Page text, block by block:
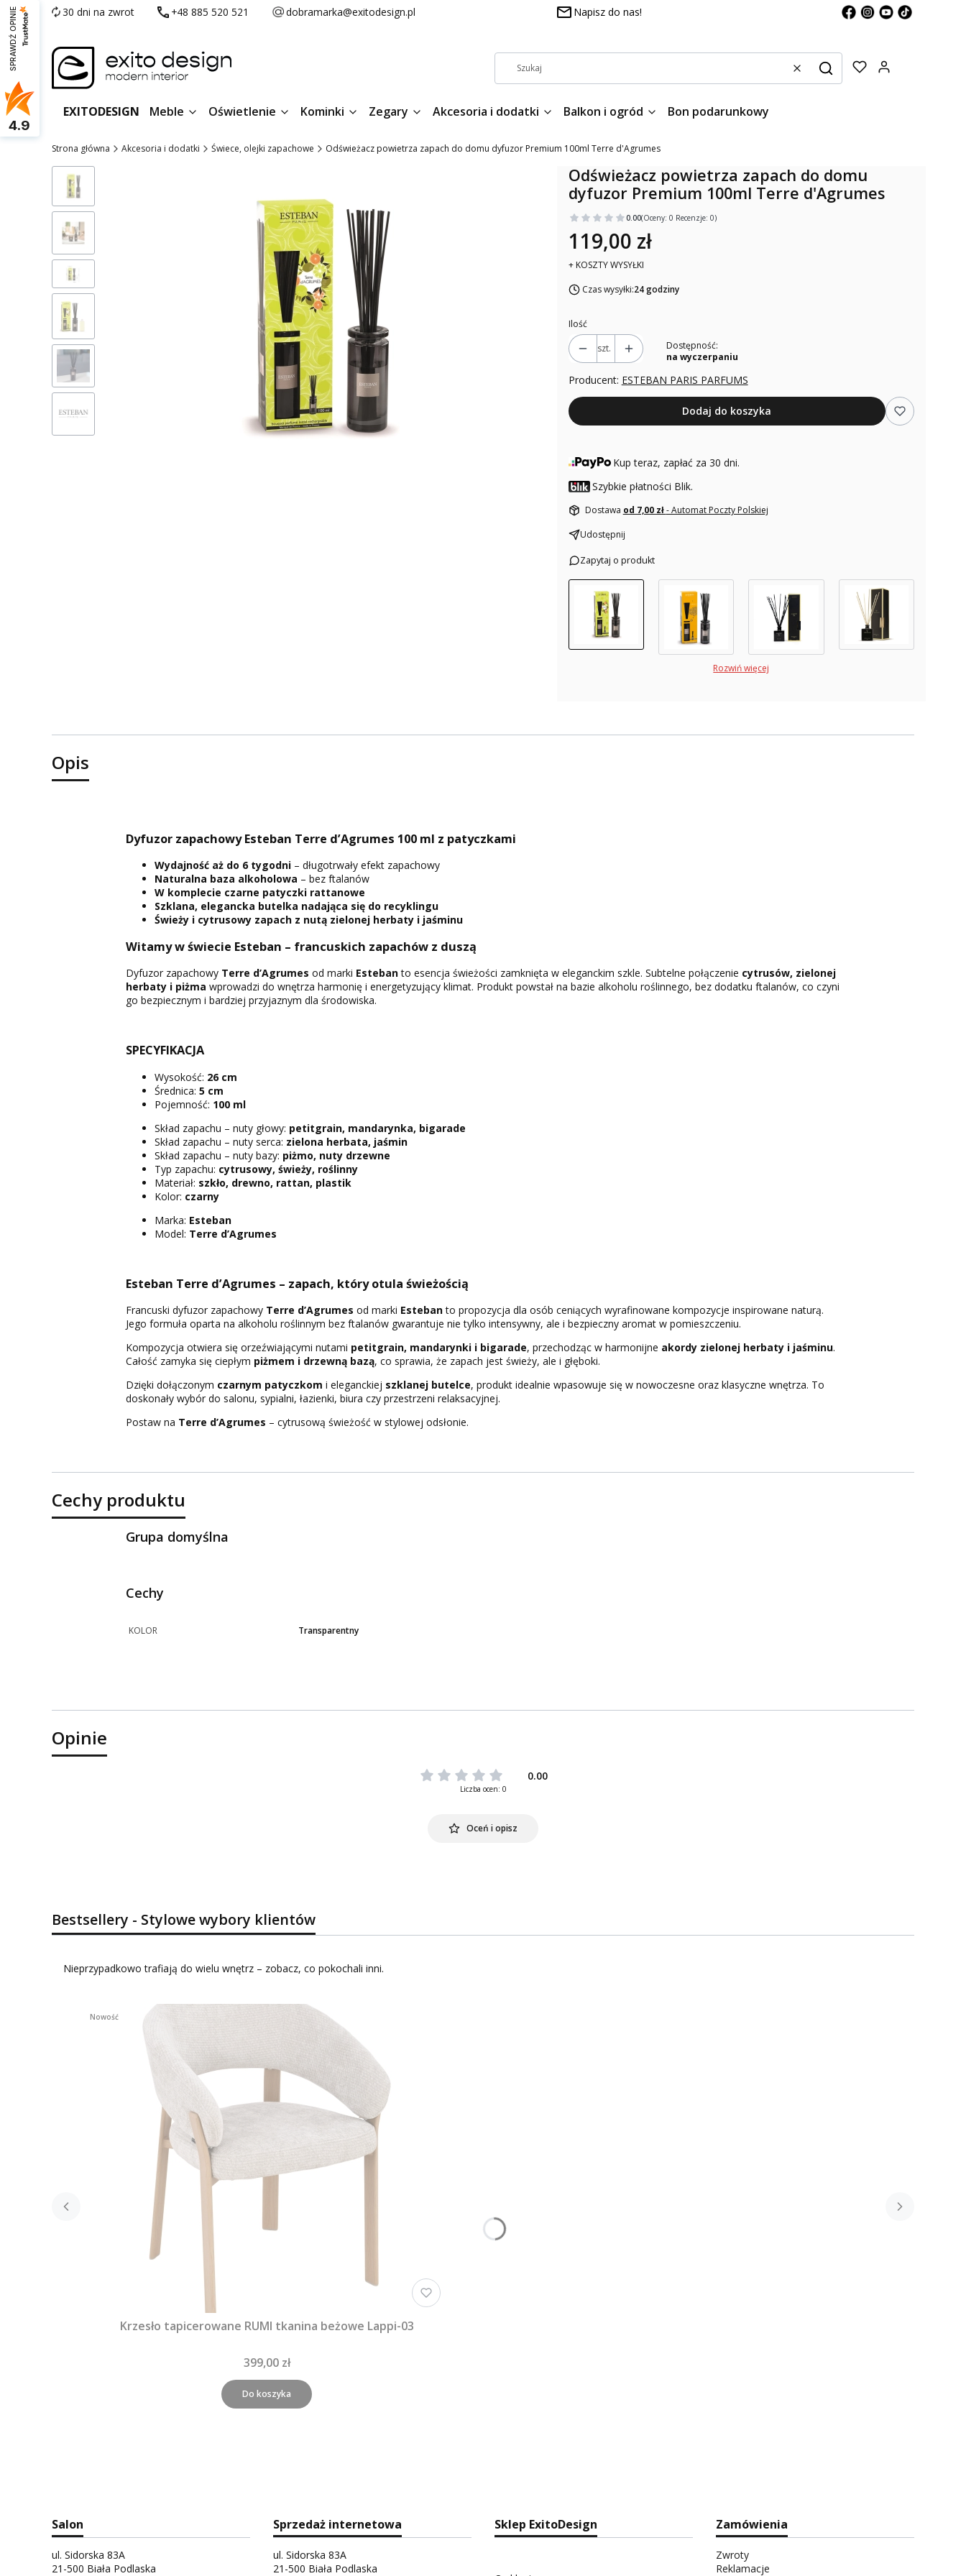
30 dni na zwrot +48 885 520 521 dobramarka@exitodesign.pl Napisz do nas!
WyczyśćSzukaj
EXITODESIGN Meble Oświetlenie Kominki Zegary Akcesoria i dodatki Balkon i ogród Bon podarunkowy
Strona główna Akcesoria i dodatki Świece, olejki zapachowe Odświeżacz powietrza zapach do domu dyfuzor Premium 100ml Terre d'Agrumes
Odświeżacz powietrza zapach do domu
dyfuzor Premium 100ml Terre d'Agrumes
0.00(Oceny: 0 Recenzje: 0)
119,00 zł
+ KOSZTY WYSYŁKI
Czas wysyłki:24 godziny
Ilość
szt.
Dostępność:
na wyczerpaniu
Producent: ESTEBAN PARIS PARFUMS
Dodaj do koszyka
Kup teraz, zapłać za 30 dni.
Szybkie płatności Blik.
Dostawa od 7,00 zł- Automat Poczty Polskiej
Udostępnij
Zapytaj o produkt
Rozwiń więcej
Opis
Dyfuzor zapachowy Esteban Terre d’Agrumes 100 ml z patyczkami
Wydajność aż do 6 tygodni– długotrwały efekt zapachowy
Naturalna baza alkoholowa – bez ftalanów
W komplecie czarne patyczki rattanowe
Szklana, elegancka butelka nadająca się do recyklingu
Świeży i cytrusowy zapach z nutą zielonej herbaty i jaśminu
Witamy w świecie Esteban – francuskich zapachów z duszą
Dyfuzor zapachowy Terre d’Agrumes od marki Estebanto esencja świeżości zamknięta w eleganckim szkle. Subtelne połączenie cytrusów, zielonej
herbaty i piżma wprowadzi do wnętrza harmonię i energetyzujący klimat. Produkt powstał na bazie alkoholu roślinnego, bez dodatku ftalanów, co czyni
go bezpiecznym i bardziej przyjaznym dla środowiska.
SPECYFIKACJA
Wysokość: 26 cm
Średnica: 5 cm
Pojemność: 100 ml
Skład zapachu – nuty głowy: petitgrain, mandarynka, bigarade
Skład zapachu – nuty serca: zielona herbata, jaśmin
Skład zapachu – nuty bazy: piżmo, nuty drzewne
Typ zapachu: cytrusowy, świeży, roślinny
Materiał: szkło, drewno, rattan, plastik
Kolor: czarny
Marka: Esteban
Model: Terre d’Agrumes
Esteban Terre d’Agrumes – zapach, który otula świeżością
Francuski dyfuzor zapachowy Terre d’Agrumes od marki Estebanto propozycja dla osób ceniących wyrafinowane kompozycje inspirowane naturą.
Jego formuła oparta na alkoholu roślinnym bez ftalanów gwarantuje nie tylko intensywny, ale i bezpieczny aromat w pomieszczeniu.
Kompozycja otwiera się orzeźwiającymi nutami petitgrain, mandarynki i bigarade, przechodząc w harmonijne akordy zielonej herbaty i jaśminu.
Całość zamyka się ciepłym piżmem i drzewną bazą, co sprawia, że zapach jest świeży, ale i głęboki.
Dzięki dołączonym czarnym patyczkom i eleganckiej szklanej butelce, produkt idealnie wpasowuje się w nowoczesne oraz klasyczne wnętrza. To
doskonały wybór do salonu, sypialni, łazienki, biura czy przestrzeni relaksacyjnej.
Postaw na Terre d’Agrumes – cytrusową świeżość w stylowej odsłonie.
Cechy produktu
Grupa domyślna
Cechy
KOLOR Transparentny
Opinie
0.00
Liczba ocen: 0
Oceń i opisz
Bestsellery - Stylowe wybory klientów
Nieprzypadkowo trafiają do wielu wnętrz – zobacz, co pokochali inni.
Nowość
Krzesło tapicerowane RUMI tkanina beżowe Lappi-03
399,00 zł
Do koszyka
Salon
ul. Sidorska 83A
21-500 Biała Podlaska
Sprzedaż internetowa
ul. Sidorska 83A
21-500 Biała Podlaska
Sklep ExitoDesign Zamówienia
Zwroty
Reklamacje
SPRAWDŹ OPINIE
4.9